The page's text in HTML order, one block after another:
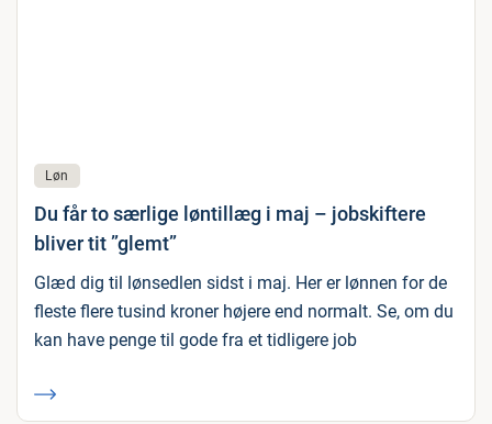
Løn
Du får to særlige løntillæg i maj – jobskiftere
bliver tit ”glemt”
Glæd dig til lønsedlen sidst i maj. Her er lønnen for de
fleste flere tusind kroner højere end normalt. Se, om du
kan have penge til gode fra et tidligere job